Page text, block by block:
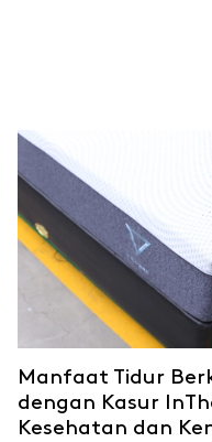
Manfaat Tidur
dengan Kasur
Kesehatan dan